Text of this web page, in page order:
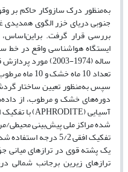
به‌منظور درک سازوکار حاکم
جنوبی دریای خزر الگوی
ساله (1974-2003)
تعداد 10
سپس به‌منظور تعیین ساختار
دوره‌‌های خشک و مرطوب، از
تفکیک افقی 5/2 درجه
یک پشته قوی در ترازهای
ترازهای زیرین برجانب شمالی